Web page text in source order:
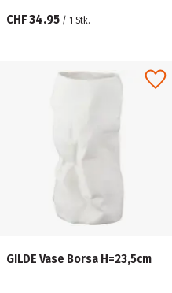
CHF 34.95 / 1 Stk.
GILDE Vase Borsa H=23,5cm